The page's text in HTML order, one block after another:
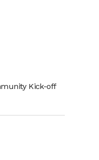
Kick-off